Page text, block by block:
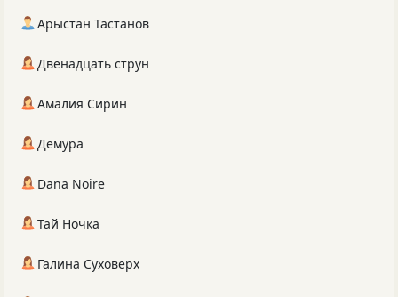
Арыстан Тастанов
Двенадцать струн
Амалия Сирин
Демура
Dana Noire
Тай Ночка
Галина Суховерх